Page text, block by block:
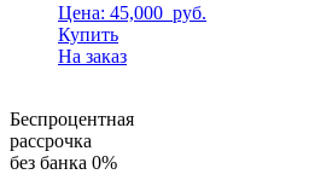
Цена: 45,000 руб.
Купить
На заказ
Беспроцентная
рассрочка
без банка 0%